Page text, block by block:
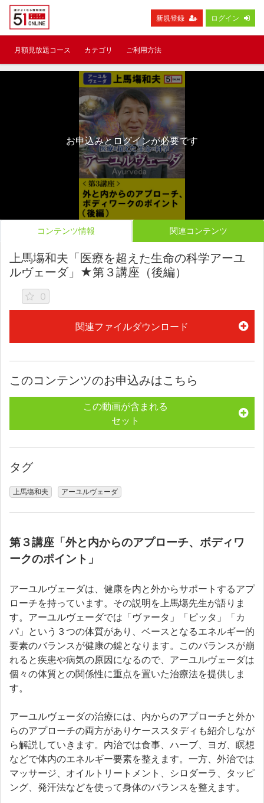
新規登録 ログイン
月額見放題コース カテゴリ ご利用方法
お申込みとログインが必要です
コンテンツ情報 関連コンテンツ
上馬塲和夫「医療を超えた生命の科学アーユ
ルヴェーダ」★第３講座（後編）
0
関連ファイルダウンロード
このコンテンツのお申込みはこちら
この動画が含まれる
セット
タグ
上馬塲和夫 アーユルヴェーダ
第３講座「外と内からのアプローチ、ボディワ
ークのポイント」
アーユルヴェーダは、健康を内と外からサポートするアプ
ローチを持っています。その説明を上馬塲先生が語りま
す。アーユルヴェーダでは「ヴァータ」「ピッタ」「カ
パ」という３つの体質があり、ベースとなるエネルギー的
要素のバランスが健康の鍵となります。このバランスが崩
れると疾患や病気の原因になるので、アーユルヴェーダは
個々の体質との関係性に重点を置いた治療法を提供しま
す。
アーユルヴェーダの治療には、内からのアプローチと外か
らのアプローチの両方がありケーススタディも紹介しなが
ら解説していきます。内治では食事、ハーブ、ヨガ、瞑想
などで体内のエネルギー要素を整えます。一方、外治では
マッサージ、オイルトリートメント、シロダーラ、タッピ
ング、発汗法などを使って身体のバランスを整えます。